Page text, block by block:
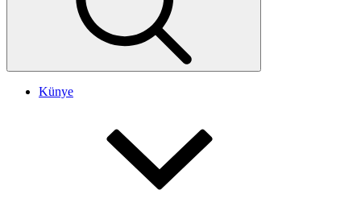
Künye